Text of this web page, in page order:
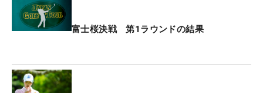
富士桜決戦 第1ラウンドの結果